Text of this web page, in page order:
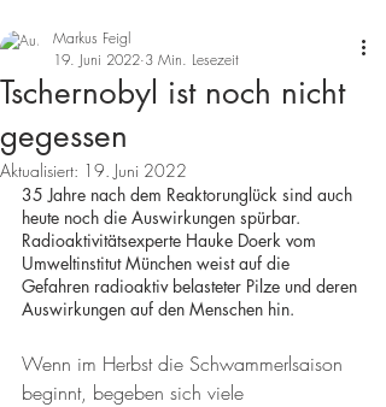
Tschernobyl ist noch nicht
gegessen
Markus Feigl
19. Juni 2022 3 Min. Lesezeit
Aktualisiert: 19. Juni 2022
35 Jahre nach dem Reaktorunglück sind auch
heute noch die Auswirkungen spürbar.
Radioaktivitätsexperte Hauke Doerk vom
Umweltinstitut München weist auf die
Gefahren radioaktiv belasteter Pilze und deren
Auswirkungen auf den Menschen hin.
Wenn im Herbst die Schwammerlsaison
beginnt, begeben sich viele